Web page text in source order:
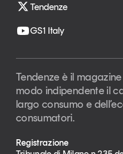
Tendenze
GS1 Italy
Tendenze è il
modo indipendente il
largo consumo e
consumatori.
Registrazione